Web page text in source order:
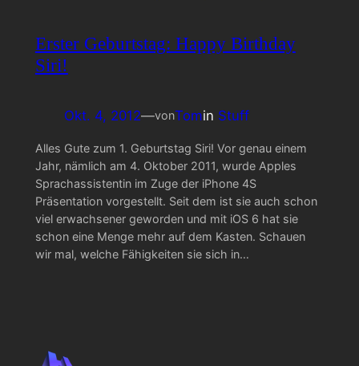
Erster Geburtstag: Happy Birthday
Siri!
Okt. 4, 2012—vonTomin Stuff
Alles Gute zum 1. Geburtstag Siri! Vor genau einem
Jahr, nämlich am 4. Oktober 2011, wurde Apples
Sprachassistentin im Zuge der iPhone 4S
Präsentation vorgestellt. Seit dem ist sie auch schon
viel erwachsener geworden und mit iOS 6 hat sie
schon eine Menge mehr auf dem Kasten. Schauen
wir mal, welche Fähigkeiten sie sich in…